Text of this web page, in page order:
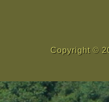
Copyright ©